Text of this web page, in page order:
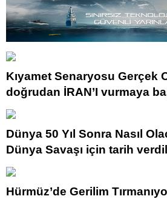
Kıyamet Senaryosu Gerçek Oldu! ABD
doğrudan İRAN’I vurmaya
Dünya 50 Yıl Sonra Nasıl
Dünya Savaşı için tarih
Hürmüz’de Gerilim